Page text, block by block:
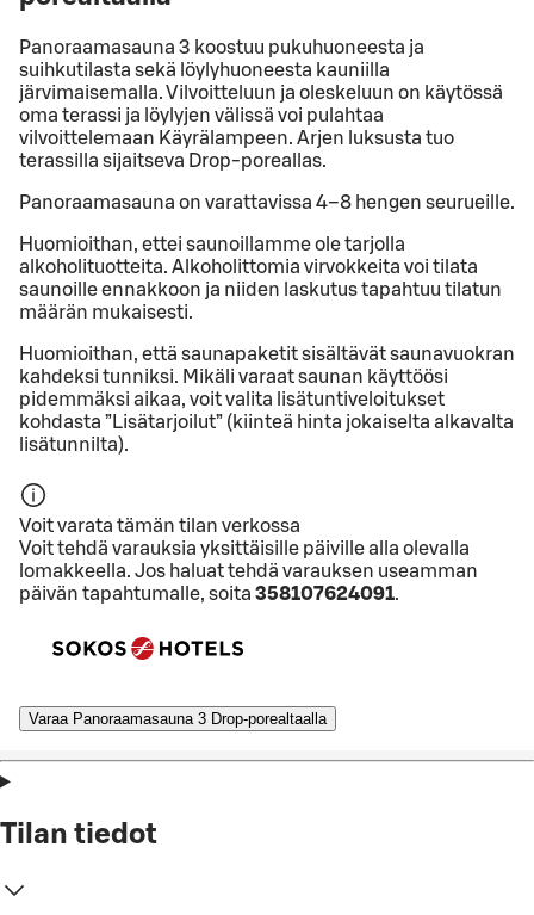
Panoraamasauna 3 koostuu pukuhuoneesta ja
suihkutilasta sekä löylyhuoneesta kauniilla
järvimaisemalla. Vilvoitteluun ja oleskeluun on käytössä
oma terassi ja löylyjen välissä voi pulahtaa
vilvoittelemaan Käyrälampeen. Arjen luksusta tuo
terassilla sijaitseva Drop-poreallas.
Panoraamasauna on varattavissa 4–8 hengen seurueille.
Huomioithan, ettei saunoillamme ole tarjolla
alkoholituotteita. Alkoholittomia virvokkeita voi tilata
saunoille ennakkoon ja niiden laskutus tapahtuu tilatun
määrän mukaisesti.
Huomioithan, että saunapaketit sisältävät saunavuokran
kahdeksi tunniksi. Mikäli varaat saunan käyttöösi
pidemmäksi aikaa, voit valita lisätuntiveloitukset
kohdasta ”Lisätarjoilut” (kiinteä hinta jokaiselta alkavalta
lisätunnilta).
Voit varata tämän tilan verkossa
Voit tehdä varauksia yksittäisille päiville alla olevalla
lomakkeella. Jos haluat tehdä varauksen useamman
päivän tapahtumalle, soita 358107624091.
Varaa Panoraamasauna 3 Drop-porealtaalla
Tilan tiedot